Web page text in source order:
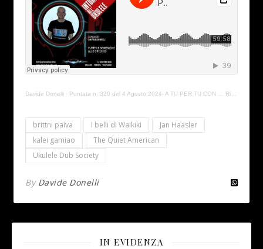
Davide Donelli · Puntata n. 320 del 4 Agosto 2024- A TU PER TU CON … Ricky Tagliabue e Alessandro Pasqual
brittni paiva I belli di Waikiki
Jan Haasler
kalei gamiao
The Quiet American
Ukulele Dub Society
By Davide Donelli
IN EVIDENZA